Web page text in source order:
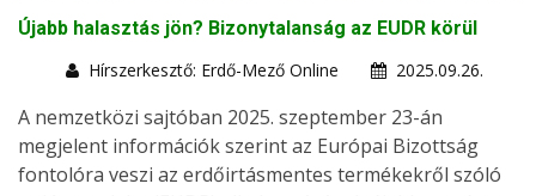
Újabb halasztás jön? Bizonytalanság az EUDR körül
Hírszerkesztő: Erdő-Mező Online
2025.09.26.
A nemzetközi sajtóban 2025. szeptember 23-án
megjelent információk szerint az Európai Bizottság
fontolóra veszi az erdőirtásmentes termékekről szóló